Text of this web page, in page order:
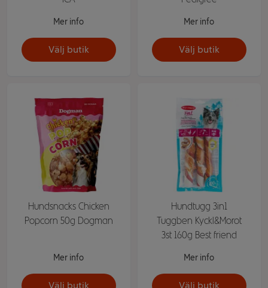
Mer info
Välj butik
Mer info
Välj butik
Hundsnacks Chicken
Popcorn 50g Dogman
Mer info
Välj butik
Hundtugg 3in1
Tuggben Kyckl&Morot
3st 160g Best friend
Mer info
Välj butik